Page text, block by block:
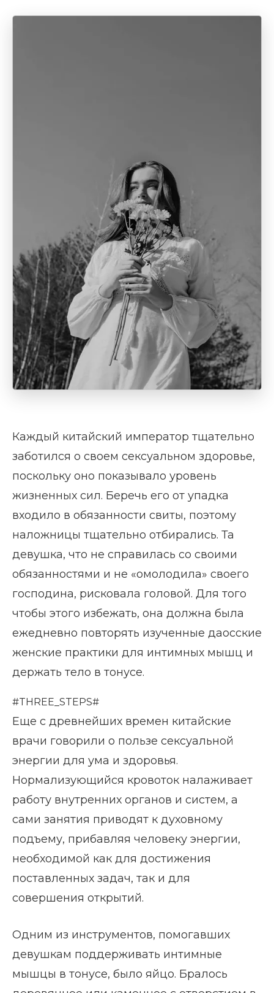
Каждый китайский император тщательно
заботился о своем сексуальном здоровье,
поскольку оно показывало уровень
жизненных сил. Беречь его от упадка
входило в обязанности свиты, поэтому
наложницы тщательно отбирались. Та
девушка, что не справилась со своими
обязанностями и не «омолодила» своего
господина, рисковала головой. Для того
чтобы этого избежать, она должна была
ежедневно повторять изученные даосские
женские практики для интимных мышц и
держать тело в тонусе.
#THREE_STEPS#
Еще с древнейших времен китайские
врачи говорили о пользе сексуальной
энергии для ума и здоровья.
Нормализующийся кровоток налаживает
работу внутренних органов и систем, а
сами занятия приводят к духовному
подъему, прибавляя человеку энергии,
необходимой как для достижения
поставленных задач, так и для
совершения открытий.
Одним из инструментов, помогавших
девушкам поддерживать интимные
мышцы в тонусе, было яйцо. Бралось